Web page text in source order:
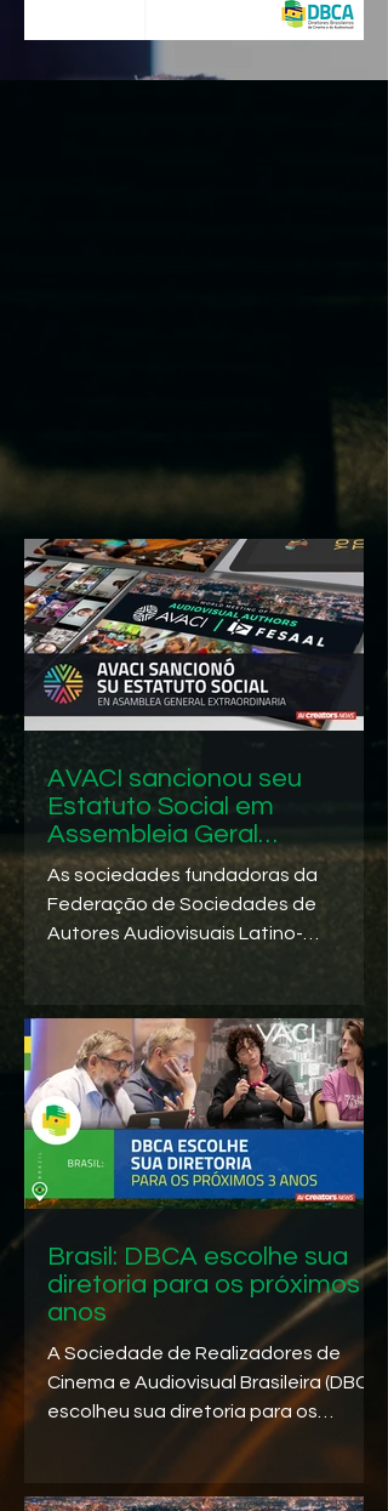
AVACI sancionou seu
Estatuto Social em
Assembleia Geral
Extraordinária
As sociedades fundadoras da
Federação de Sociedades de
Autores Audiovisuais Latino-
Brasil: DBCA escolhe sua
diretoria para os próximos 3
anos
A Sociedade de Realizadores de
Cinema e Audiovisual Brasileira (DBCA)
escolheu sua diretoria para os
próximos 3 anos, com o diretor...